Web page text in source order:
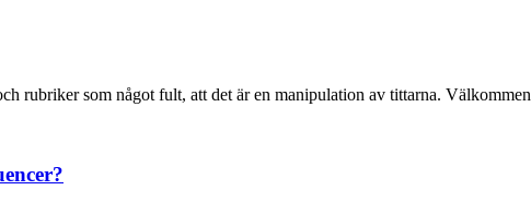
rubriker som något fult, att det är en manipulation av tittarna. Välkommen